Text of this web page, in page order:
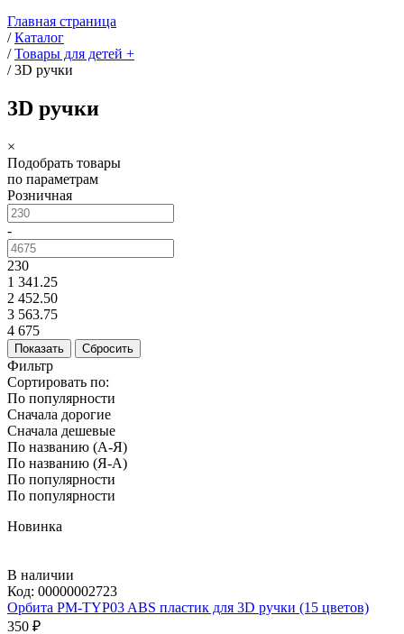
Главная страница
/ Каталог
/ Товары для детей +
/ 3D ручки
3D ручки
×
Подобрать товары
по параметрам
Розничная
-
230
1 341.25
2 452.50
3 563.75
4 675
Фильтр
Сортировать по:
По популярности
Сначала дорогие
Сначала дешевые
По названию (А-Я)
По названию (Я-А)
По популярности
По популярности
Новинка
В наличии
Код: 00000002723
Орбита PM-TYP03 ABS пластик для 3D ручки (15 цветов)
350 ₽